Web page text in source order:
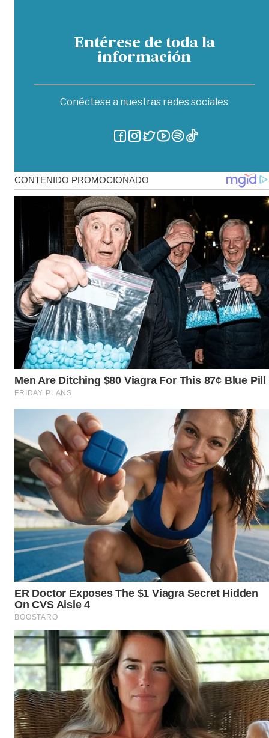
Entérese de toda la
información
Conéctese a nuestras redes sociales